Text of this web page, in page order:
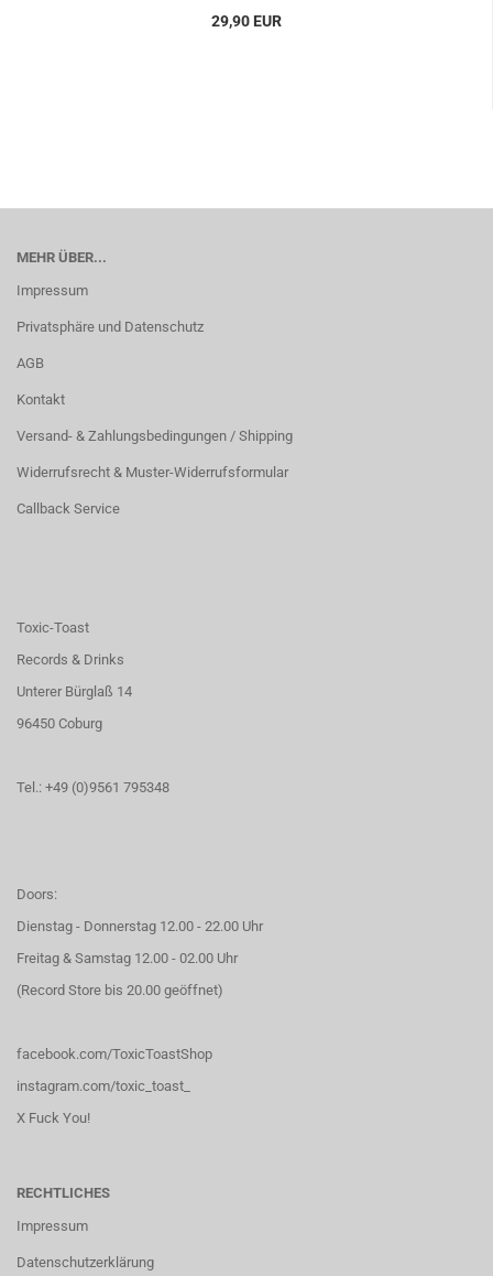
29,90 EUR
MEHR ÜBER...
Impressum
Privatsphäre und Datenschutz
AGB
Kontakt
Versand- & Zahlungsbedingungen / Shipping
Widerrufsrecht & Muster-Widerrufsformular
Callback Service
Toxic-Toast
Records & Drinks
Unterer Bürglaß 14
96450 Coburg
Tel.: +49 (0)9561 795348
Doors:
Dienstag - Donnerstag 12.00 - 22.00 Uhr
Freitag & Samstag 12.00 - 02.00 Uhr
(Record Store bis 20.00 geöffnet)
facebook.com/ToxicToastShop
instagram.com/toxic_toast_
X Fuck You!
RECHTLICHES
Impressum
Datenschutzerklärung